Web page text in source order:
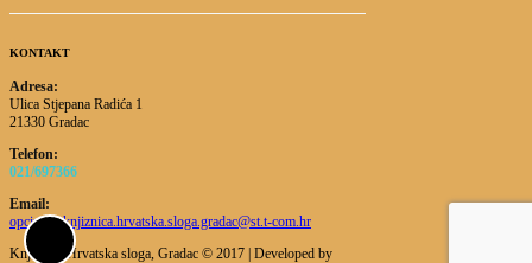
KONTAKT
Adresa:
Ulica Stjepana Radića 1
21330 Gradac
Telefon:
021/697366
Email:
opcinska.knjiznica.hrvatska.sloga.gradac@st.t-com.hr
Knjižnica Hrvatska sloga, Gradac © 2017 | Developed by